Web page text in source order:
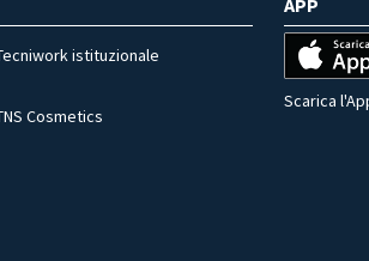
istituzionale
Cosmetics
Scarica